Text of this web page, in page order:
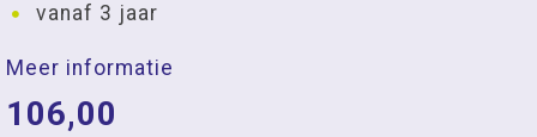
vanaf 3 jaar
Meer informatie
106,00